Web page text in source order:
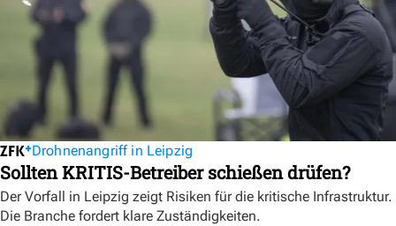
Drohnenangriff in Leipzig
Sollten KRITIS-Betreiber schießen drüfen?
Der Vorfall in Leipzig zeigt Risiken für die kritische Infrastruktur.
Die Branche fordert klare Zuständigkeiten.